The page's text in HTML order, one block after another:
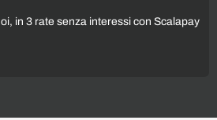
in 3 rate senza interessi con Scalapay